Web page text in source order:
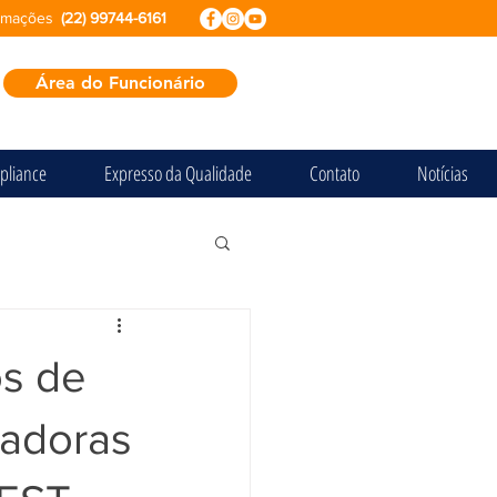
(22) 99744-6161
Área do Funcionário
Expresso da Qualidade Contato Notícias
de